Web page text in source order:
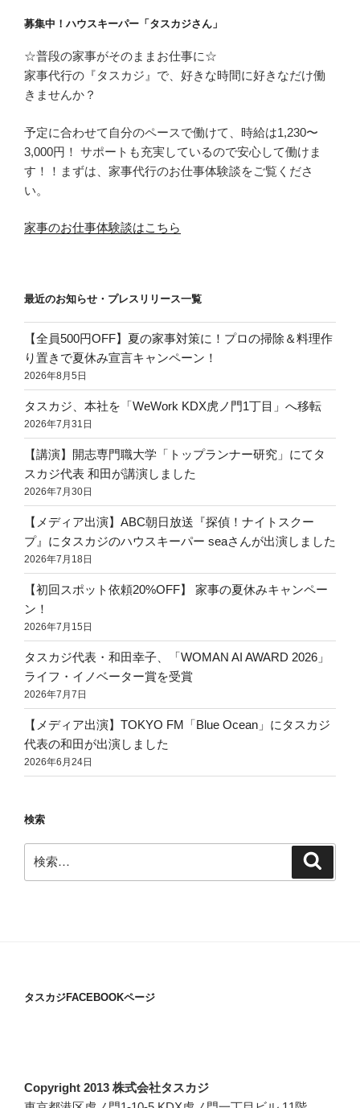
募集中！ハウスキーパー「タスカジさん」
☆普段の家事がそのままお仕事に☆
家事代行の『タスカジ』で、好きな時間に好きなだけ働
きませんか？
予定に合わせて自分のペースで働けて、時給は1,230〜
3,000円！ サポートも充実しているので安心して働けま
す！！まずは、家事代行のお仕事体験談をご覧くださ
い。
家事のお仕事体験談はこちら
最近のお知らせ・プレスリリース一覧
【全員500円OFF】夏の家事対策に！プロの掃除＆料理作
り置きで夏休み宣言キャンペーン！
2026年8月5日
タスカジ、本社を「WeWork KDX虎ノ門1丁目」へ移転
2026年7月31日
【講演】開志専門職大学「トップランナー研究」にてタ
スカジ代表 和田が講演しました
2026年7月30日
【メディア出演】ABC朝日放送『探偵！ナイトスクー
プ』にタスカジのハウスキーパー seaさんが出演しました
2026年7月18日
【初回スポット依頼20%OFF】 家事の夏休みキャンペー
ン！
2026年7月15日
タスカジ代表・和田幸子、「WOMAN AI AWARD 2026」
ライフ・イノベーター賞を受賞
2026年7月7日
【メディア出演】TOKYO FM「Blue Ocean」にタスカジ
代表の和田が出演しました
2026年6月24日
検索
索:
タスカジFACEBOOKページ
Copyright 2013 株式会社タスカジ